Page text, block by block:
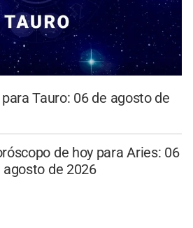
Tauro: 06 de agosto de
de hoy para Aries: 06
agosto de 2026